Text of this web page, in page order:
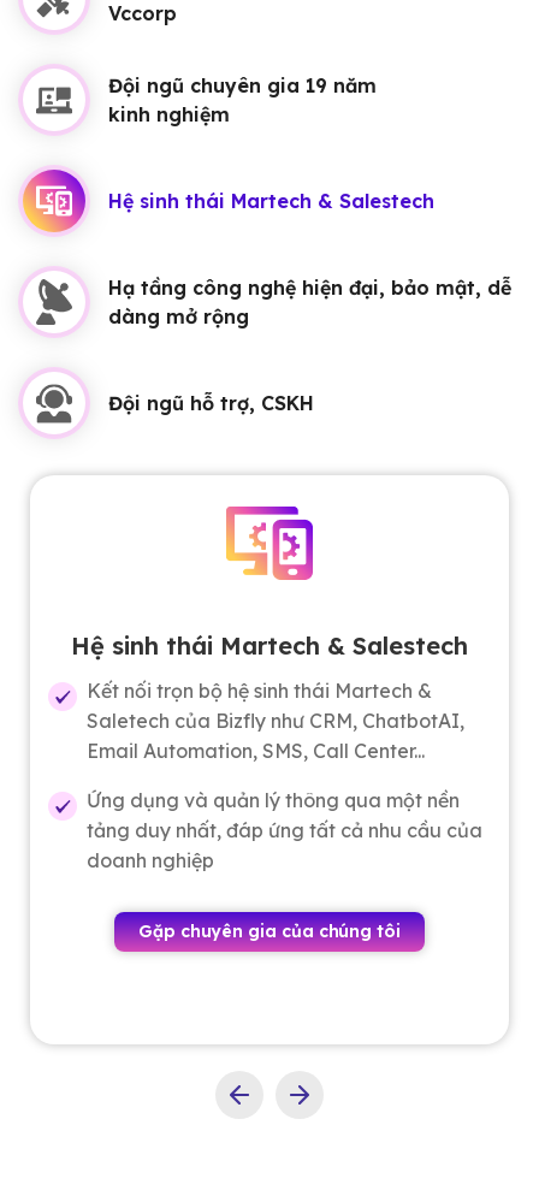
Vccorp
Đội ngũ chuyên gia 19 năm
kinh nghiệm
Hệ sinh thái Martech & Salestech
Hạ tầng công nghệ hiện đại, bảo mật, dễ
dàng mở rộng
Đội ngũ hỗ trợ, CSKH
Hệ sinh thái Martech & Salestech
Kết nối trọn bộ hệ sinh thái Martech &
Saletech của Bizfly như CRM, ChatbotAI,
Email Automation, SMS, Call Center...
Ứng dụng và quản lý thông qua một nền
tảng duy nhất, đáp ứng tất cả nhu cầu của
doanh nghiệp
Gặp chuyên gia của chúng tôi